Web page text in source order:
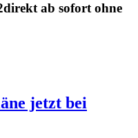
ab sofort ohne
jetzt bei